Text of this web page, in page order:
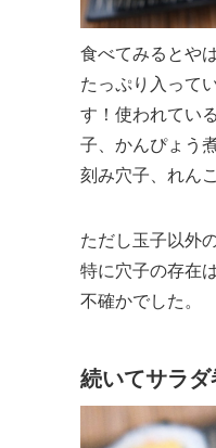
食べてみるとや
たっぷり入って
す！使われてい
子、かんぴょう
刻み穴子、れん
ただし玉子以外
特に穴子の存在
不確かでした。
続いてサラダ